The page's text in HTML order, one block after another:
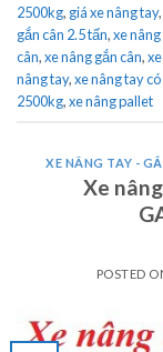
2500kg, giá xe nâng tay,
gắn cân 2.5 tấn,xe
cân,xe nâng gắn cân,
nâng tay,xe nâng tay
2500kg,xe nâng pallet
XE NÂNG TAY -
Xe
POSTED